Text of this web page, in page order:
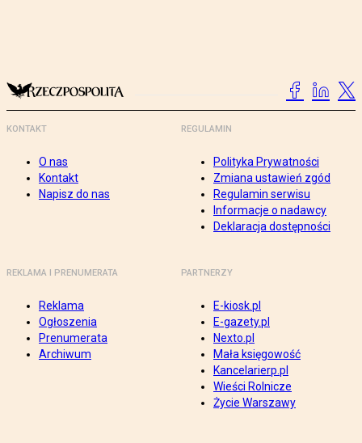
KONTAKT
O nas
Kontakt
Napisz do nas
REGULAMIN
Polityka Prywatności
Zmiana ustawień zgód
Regulamin serwisu
Informacje o nadawcy
Deklaracja dostępności
REKLAMA I PRENUMERATA
Reklama
Ogłoszenia
Prenumerata
Archiwum
PARTNERZY
E-kiosk.pl
E-gazety.pl
Nexto.pl
Mała księgowość
Kancelarierp.pl
Wieści Rolnicze
Życie Warszawy